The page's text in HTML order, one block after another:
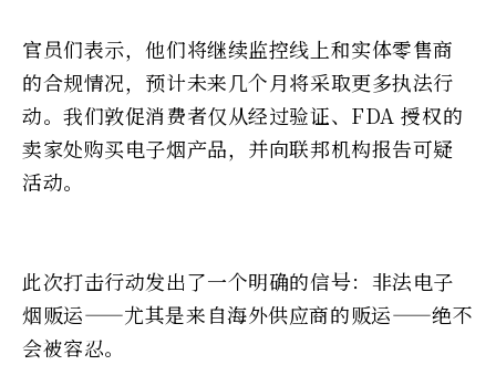
官员们表示，他们将继续监控线上和实体零售商
的合规情况，预计未来几个月将采取更多执法行
动。我们敦促消费者仅从经过验证、FDA 授权的
卖家处购买电子烟产品，并向联邦机构报告可疑
活动。
此次打击行动发出了一个明确的信号：非法电子
烟贩运——尤其是来自海外供应商的贩运——绝不
会被容忍。